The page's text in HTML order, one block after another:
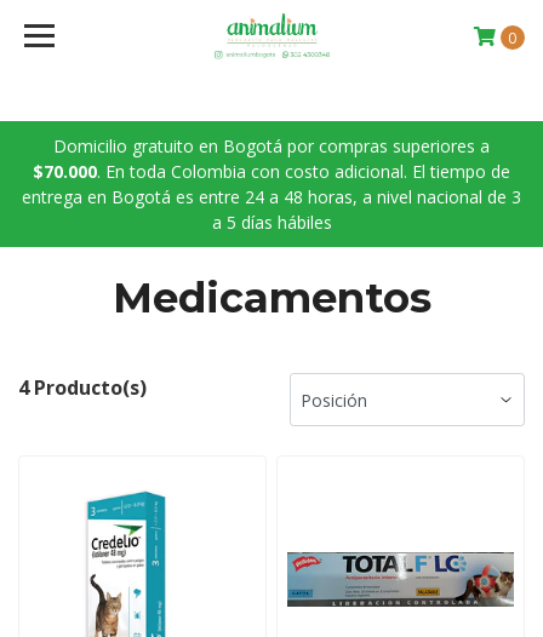
Domicilio gratuito en Bogotá por compras superiores a
$70.000. En toda Colombia con costo adicional. El tiempo de
entrega en Bogotá es entre 24 a 48 horas, a nivel nacional de 3
a 5 días hábiles
0
Medicamentos
4 Producto(s)